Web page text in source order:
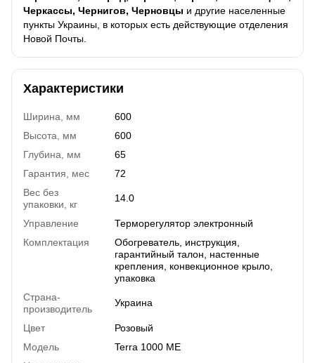
Черкассы, Чернигов, Черновцы и другие населенные
пункты Украины, в которых есть действующие отделения
Новой Почты.
Характеристики
Ширина, мм
600
Высота, мм
600
Глубина, мм
65
Гарантия, мес
72
Вес без
упаковки, кг
14.0
Управление
Терморегулятор электронный
Комплектация
Обогреватель, инструкция,
гарантийный талон, настенные
крепления, конвекционное крыло,
упаковка
Страна-
производитель
Украина
Цвет
Розовый
Модель
Terra 1000 ME